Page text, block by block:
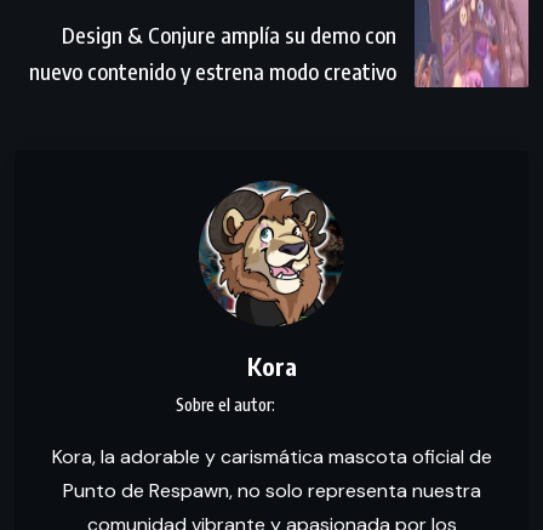
Design & Conjure amplía su demo con
nuevo contenido y estrena modo creativo
Kora
Kora, la adorable y carismática mascota oficial de
Punto de Respawn, no solo representa nuestra
comunidad vibrante y apasionada por los